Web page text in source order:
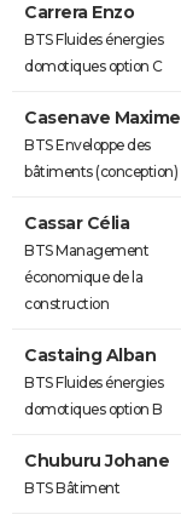
Carrera Enzo
BTS Fluides énergies
domotiques option C
Casenave Maxime
BTS Enveloppe des
bâtiments (conception)
Cassar Célia
BTS Management
économique de la
construction
Castaing Alban
BTS Fluides énergies
domotiques option B
Chuburu Johane
BTS Bâtiment